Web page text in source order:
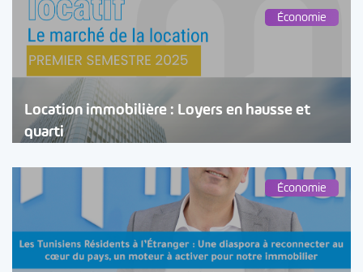
Économie
Location immobilière : Loyers en hausse et
quarti
Économie